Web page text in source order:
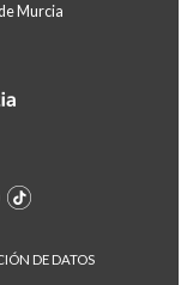
Murcia
DE DATOS